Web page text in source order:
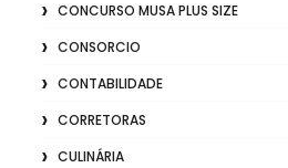
CONCURSO MUSA PLUS SIZE
CONSORCIO
CONTABILIDADE
CORRETORAS
CULINÁRIA